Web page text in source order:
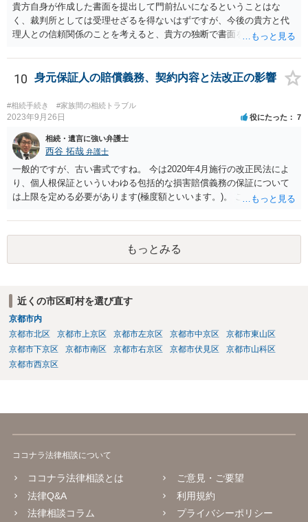
貴方自身が作成した書面を提出して門前払いになるということはな
く、裁判所としては受理せざるを得ないはずですが、今後の貴方と代
理人との信頼関係のことを考えると、貴方の独断で書面を提出したり
士が主張書面の提出を渋っているようですが、弁護士として提出の実
益がないと考えている可能性もあると思いますので、そのあたりも含
めて、弁護士見解を確認等するためによく打ち合わせた方がよいと思
います。単に面倒臭いということで書面提出をしないということであ
れば、当該弁護士との委任関係を修了した上で、貴方のほうで書面提
出することを検討なさった方がよいでしょう。
10 身元保証人の賠償義務、契約内容と法改正の影響
#相続手続き #家族間の相続トラブル
2023年9月26日 役にたった 7
相続・遺言に強い弁護士
西谷 拓哉 弁護士
一般的ですが、古い書式ですね。 今は2020年4月施行の改正民法によ
り、個人根保証といういわゆる包括的な損害賠償義務の保証について
は上限を定める必要があります(極度額といいます。)。 この書式にサ
り、会社側は請求できない可能性が高そうです。
もっとみる
近くの市区町村を選び直す
京都市内
京都市北区
京都市上京区 京都市左京区 京都市中京区
京都市東山区
京都市下京区
京都市南区 京都市右京区 京都市伏見区
京都市山科区
京都市西京区
ココナラ法律相談について
ココナラ法律相談とは
法律Q&A
法律相談コラム
ご意見・ご要望
利用規約
プライバシーポリシー